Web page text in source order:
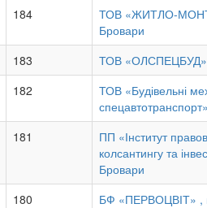
184
ТОВ «ЖИТЛО-
Бровари
183 ТОВ
182
ТОВ «Будівельні
181
ПП «Інститут
колсантингу та
Бровари
180 БФ «ПЕРВОЦВІТ» ,